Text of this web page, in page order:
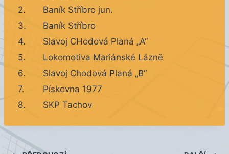
2.
Baník Stříbro jun.
3.
Baník Stříbro
4.
Slavoj CHodová Planá „A“
5.
Lokomotiva Mariánské Láznĕ
6.
Slavoj Chodová Planá „B“
7.
Pískovna 1977
8.
SKP Tachov